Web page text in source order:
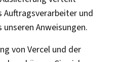
Auftragsverarbeiter und
Anweisungen.
von Vercel und der